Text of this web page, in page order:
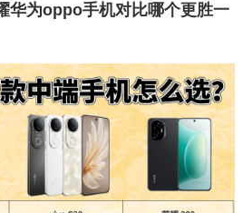
华为oppo手机对比哪个更胜一